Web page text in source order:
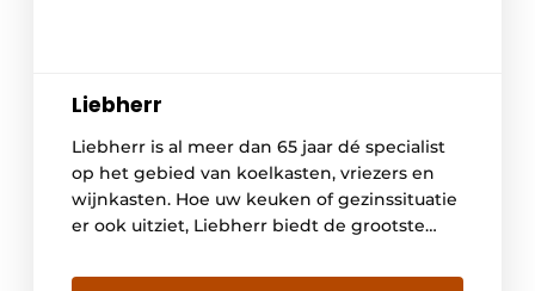
Liebherr
Liebherr is al meer dan 65 jaar dé specialist
op het gebied van koelkasten, vriezers en
wijnkasten. Hoe uw keuken of gezinssituatie
er ook uitziet, Liebherr biedt de grootste
vriesapparaten, zowel geïntegreerd als